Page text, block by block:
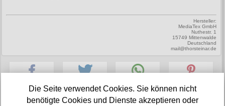
Outdoorbekleidung
Dobermann
Hersteller:
MediaTex GmbH
Nuthestr. 1
15749 Mittenwalde
Deutschland
mail@thorsteinar.de
Die Seite verwendet Cookies. Sie können nicht
benötigte Cookies und Dienste akzeptieren oder